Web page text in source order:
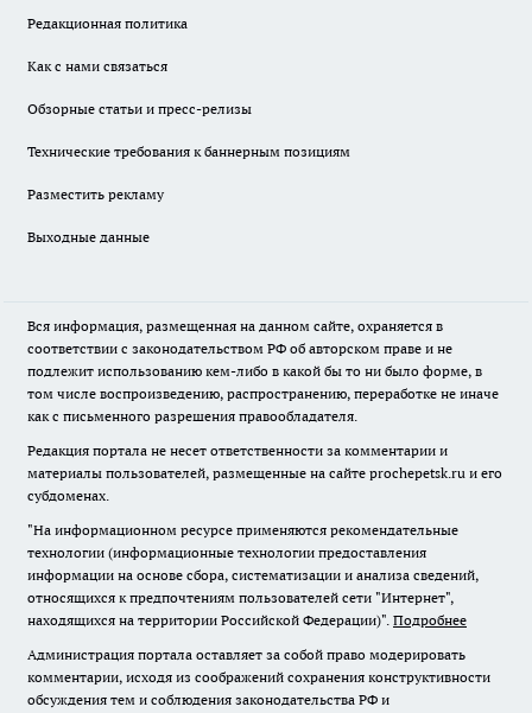
Редакционная политика
Как с нами связаться
Обзорные статьи и пресс-релизы
Технические требования к баннерным позициям
Разместить рекламу
Выходные данные
Вся информация, размещенная на данном сайте, охраняется в
соответствии с законодательством РФ об авторском праве и не
подлежит использованию кем-либо в какой бы то ни было форме, в
том числе воспроизведению, распространению, переработке не иначе
как с письменного разрешения правообладателя.
Редакция портала не несет ответственности за комментарии и
материалы пользователей, размещенные на сайте prochepetsk.ru и его
субдоменах.
"На информационном ресурсе применяются рекомендательные
технологии (информационные технологии предоставления
информации на основе сбора, систематизации и анализа сведений,
относящихся к предпочтениям пользователей сети "Интернет",
находящихся на территории Российской Федерации)". Подробнее
Администрация портала оставляет за собой право модерировать
комментарии, исходя из соображений сохранения конструктивности
обсуждения тем и соблюдения законодательства РФ и